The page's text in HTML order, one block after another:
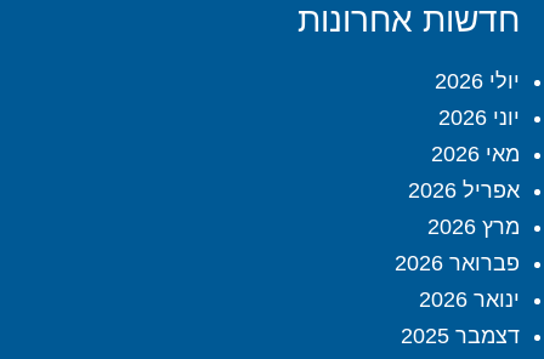
חדשות אחרונות
יולי 2026
יוני 2026
מאי 2026
אפריל 2026
מרץ 2026
פברואר 2026
ינואר 2026
דצמבר 2025